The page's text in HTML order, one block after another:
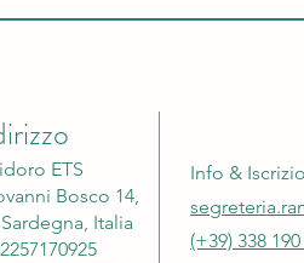
per tutti
ETS
Bosco 14,
Italia
Info &
(+39) 338